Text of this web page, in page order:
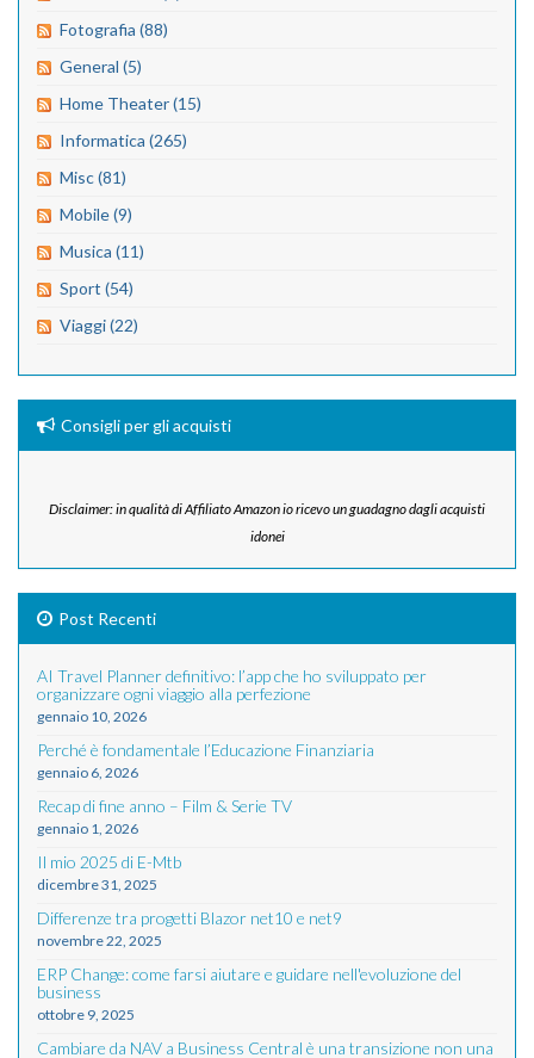
Fotografia (88)
General (5)
Home Theater (15)
Informatica (265)
Misc (81)
Mobile (9)
Musica (11)
Sport (54)
Viaggi (22)
Consigli per gli acquisti
Disclaimer: in qualità di Affiliato Amazon io ricevo un guadagno dagli acquisti
idonei
Post Recenti
AI Travel Planner definitivo: l’app che ho sviluppato per
organizzare ogni viaggio alla perfezione
gennaio 10, 2026
Perché è fondamentale l’Educazione Finanziaria
gennaio 6, 2026
Recap di fine anno – Film & Serie TV
gennaio 1, 2026
Il mio 2025 di E-Mtb
dicembre 31, 2025
Differenze tra progetti Blazor net10 e net9
novembre 22, 2025
ERP Change: come farsi aiutare e guidare nell'evoluzione del
business
ottobre 9, 2025
Cambiare da NAV a Business Central è una transizione non una